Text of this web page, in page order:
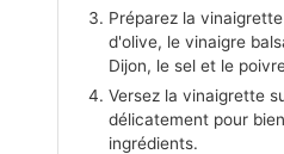
Préparez la
d'olive, le vinaigre
Dijon, le sel et le
Versez la vinaigrette
délicatement pour
ingrédients.